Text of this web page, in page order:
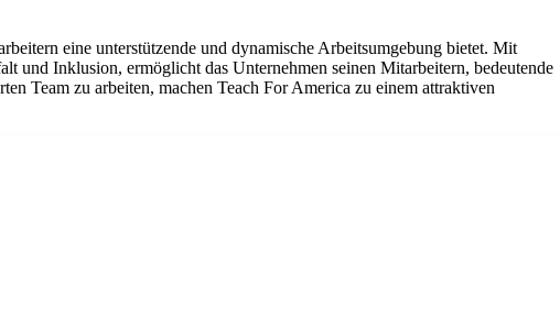
eine unterstützende und dynamische Arbeitsumgebung bietet. Mit
und Inklusion, ermöglicht das Unternehmen seinen Mitarbeitern, bedeutende
Team zu arbeiten, machen Teach For America zu einem attraktiven